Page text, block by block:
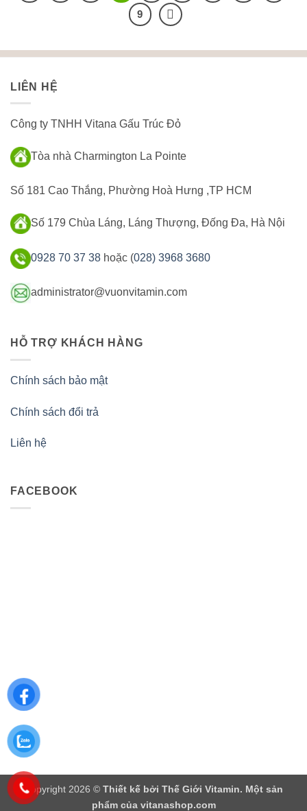
9
LIÊN HỆ
Công ty TNHH Vitana Gấu Trúc Đỏ
Tòa nhà Charmington La Pointe
Số 181 Cao Thắng, Phường Hoà Hưng ,TP HCM
Số 179 Chùa Láng, Láng Thượng, Đống Đa, Hà Nội
0928 70 37 38 hoặc (028) 3968 3680
administrator@vuonvitamin.com
HỖ TRỢ KHÁCH HÀNG
Chính sách bảo mật
Chính sách đổi trả
Liên hệ
FACEBOOK
Copyright 2026 © Thiết kế bởi Thế Giới Vitamin. Một sản
phẩm của vitanashop.com